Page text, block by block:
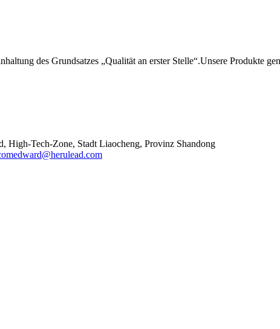
des Grundsatzes „Qualität an erster Stelle“.Unsere Produkte
High-Tech-Zone, Stadt Liaocheng, Provinz Shandong
edward@herulead.com